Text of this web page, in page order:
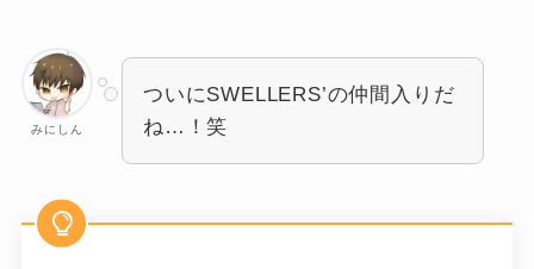
みにしん
ついにSWELLERS’の仲間入りだ
ね…！笑